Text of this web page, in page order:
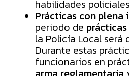
habilidades
Prácticas con plena
periodo de
la Policía Local será
Durante estas
funcionarios en